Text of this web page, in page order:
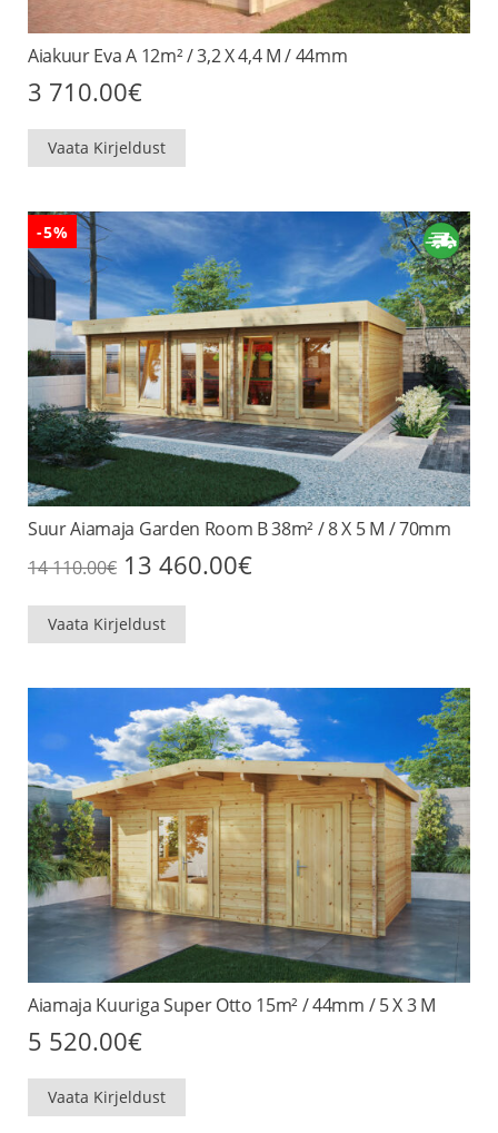
Aiakuur Eva A 12m² / 3,2 X 4,4 M / 44mm
3 710.00€
Vaata Kirjeldust
-5%
Suur Aiamaja Garden Room B 38m² / 8 X 5 M / 70mm
14 110.00€ Algne
hind
14
110.00€.
13 460.00€Praegune
Vaata Kirjeldust
Aiamaja Kuuriga Super Otto 15m² / 44mm / 5 X 3 M
5 520.00€
Vaata Kirjeldust